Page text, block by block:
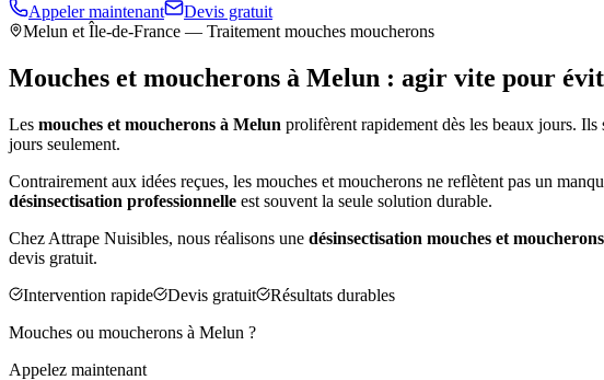
Appeler maintenant
Devis gratuit
Melun et Île-de-France — Traitement mouches moucherons
Mouches et moucherons à Melun : agir vite pour
Les mouches et moucherons à Melun prolifèrent rapidement dès les beaux jours.
jours seulement.
Contrairement aux idées reçues, les mouches et moucherons ne reflètent pas un
désinsectisation professionnelle est souvent la seule solution durable.
Chez Attrape Nuisibles, nous réalisons une désinsectisation mouches et
devis gratuit.
Intervention rapide
Devis gratuit
Résultats durables
Mouches ou moucherons à Melun ?
Appelez maintenant